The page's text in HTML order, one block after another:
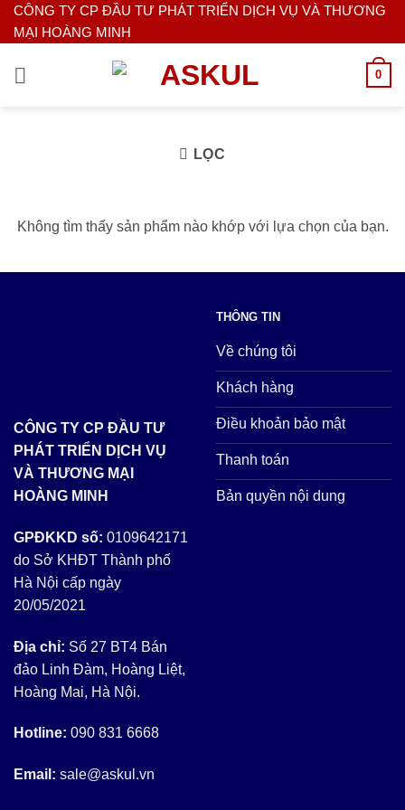
Bỏ
qua
CÔNG TY CP ĐẦU TƯ PHÁT TRIỂN DỊCH VỤ VÀ THƯƠNG
MẠI HOÀNG MINH
0
LỌC
Không tìm thấy sản phẩm nào khớp với lựa chọn của bạn.
CÔNG TY CP ĐẦU TƯ
PHÁT TRIỂN DỊCH VỤ
VÀ THƯƠNG MẠI
HOÀNG MINH
GPĐKKD số: 0109642171
do Sở KHĐT Thành phố
Hà Nội cấp ngày
20/05/2021
Địa chỉ: Số 27 BT4 Bán
đảo Linh Đàm, Hoàng Liệt,
Hoàng Mai, Hà Nội.
Hotline: 090 831 6668
Email: sale@askul.vn
THÔNG TIN
Về chúng tôi
Khách hàng
Điều khoản bảo mật
Thanh toán
Bản quyền nội dung